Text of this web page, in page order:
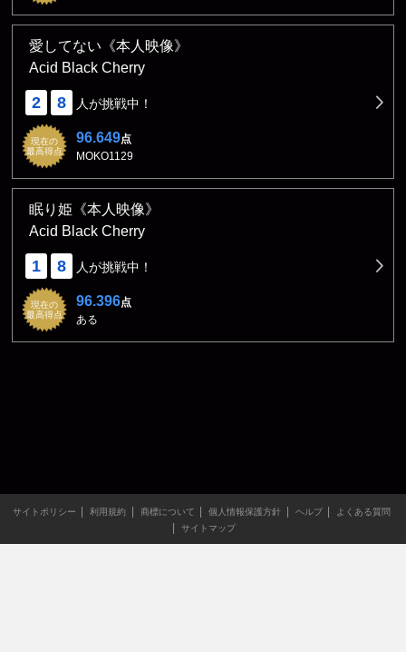
愛してない《本人映像》
Acid Black Cherry
2 8 人が挑戦中！
現在の
最高得点
96.649点
MOKO1129
眠り姫《本人映像》
Acid Black Cherry
1 8 人が挑戦中！
現在の
最高得点
96.396点
ある
サイトポリシー 利用規約 商標について 個人情報保護方針 ヘルプ
よくある質問
サイトマップ